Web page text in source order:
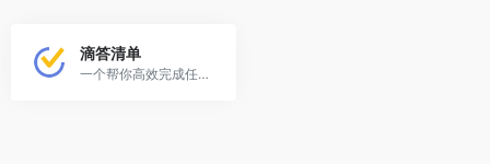
滴答清单
一个帮你高效完成任务和规划时间的应用，是一款拥有跨设备云同步、周期提醒、清单管理、清晰分类、协作和集成日历的应用